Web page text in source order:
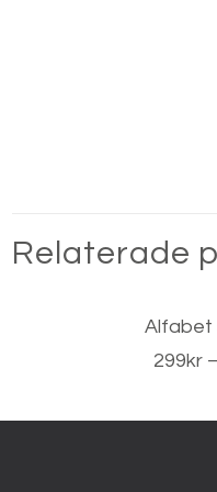
Relaterade
Alfabet
299kr –